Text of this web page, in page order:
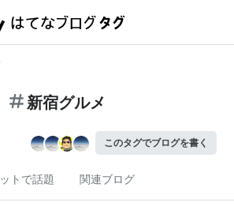
新宿グルメ
このタグでブログを書く
トで話題 関連ブログ